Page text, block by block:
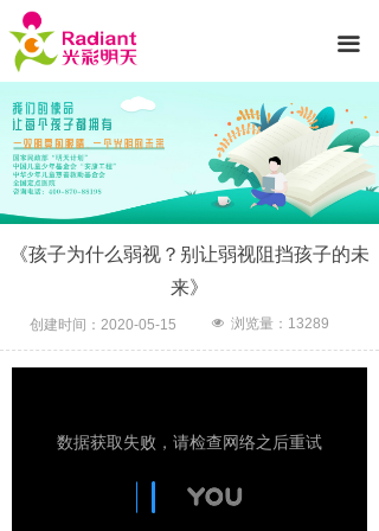
끀
首页
医院简介
诊疗项目
专家团队
新闻动态
光彩公益
联系我们
《孩子为什么弱视？别让弱视阻挡孩子的未
来》
创建时间： 2020-05-15 넶 浏览量： 13289